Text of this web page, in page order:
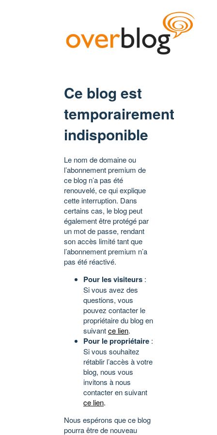
Ce blog est
temporairement
indisponible
Le nom de domaine ou
l’abonnement premium de
ce blog n’a pas été
renouvelé, ce qui explique
cette interruption. Dans
certains cas, le blog peut
également être protégé par
un mot de passe, rendant
son accès limité tant que
l’abonnement premium n’a
pas été réactivé.
Pour les visiteurs :
Si vous avez des
questions, vous
pouvez contacter le
propriétaire du blog en
suivantce lien.
Pour le propriétaire :
Si vous souhaitez
rétablir l’accès à votre
blog, nous vous
invitons à nous
contacter en suivant
ce lien.
Nous espérons que ce blog
pourra être de nouveau